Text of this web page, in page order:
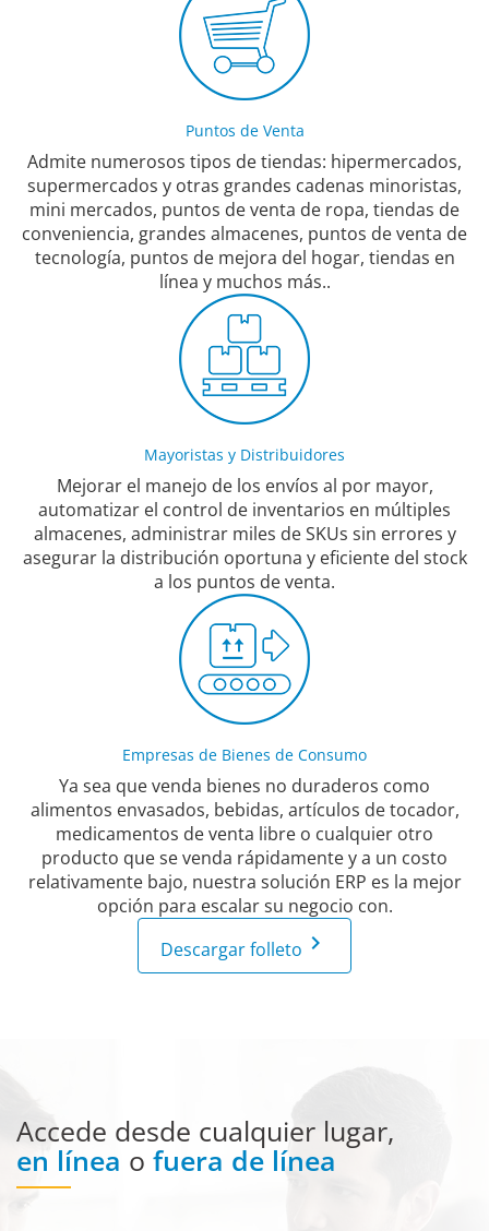
Puntos de Venta
Admite numerosos tipos de tiendas: hipermercados,
supermercados y otras grandes cadenas minoristas,
mini mercados, puntos de venta de ropa, tiendas de
conveniencia, grandes almacenes, puntos de venta de
tecnología, puntos de mejora del hogar, tiendas en
línea y muchos más..
Mayoristas y Distribuidores
Mejorar el manejo de los envíos al por mayor,
automatizar el control de inventarios en múltiples
almacenes, administrar miles de SKUs sin errores y
asegurar la distribución oportuna y eficiente del stock
a los puntos de venta.
Empresas de Bienes de Consumo
Ya sea que venda bienes no duraderos como
alimentos envasados, bebidas, artículos de tocador,
medicamentos de venta libre o cualquier otro
producto que se venda rápidamente y a un costo
relativamente bajo, nuestra solución ERP es la mejor
opción para escalar su negocio con.
Descargar folleto keyboard_arrow_right
Accede desde cualquier lugar,
en línea o fuera de línea